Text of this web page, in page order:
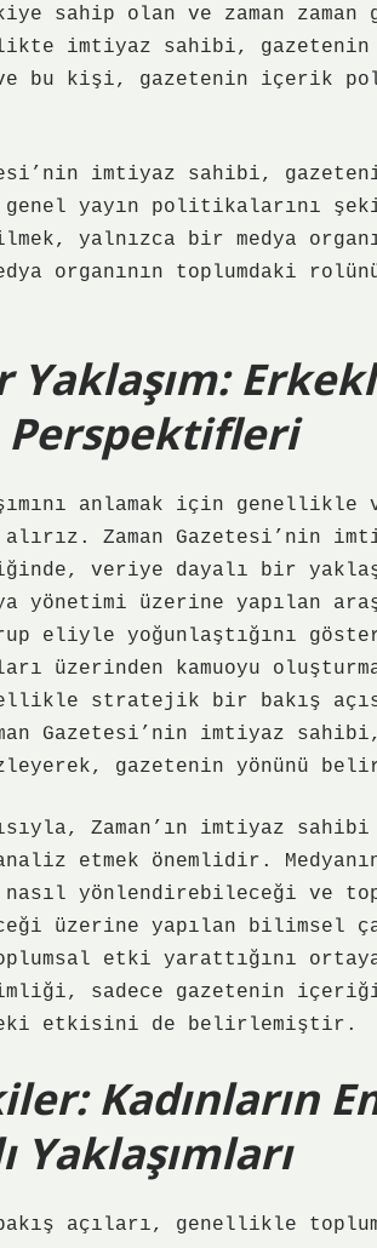
sahip olan ve zaman
imtiyaz sahibi,
bu kişi, gazetenin içerik
imtiyaz sahibi,
genel yayın politikalarını
yalnızca bir medya
organının toplumdaki
Yaklaşım:
Perspektifleri
anlamak için
alırız. Zaman Gazetesi’nin
veriye dayalı bir
yönetimi üzerine yapılan
yoğunlaştığını
üzerinden kamuoyu
stratejik bir bakış
Gazetesi’nin imtiyaz
gazetenin yönünü
Zaman’ın imtiyaz
etmek önemlidir.
yönlendirebileceği ve
üzerine yapılan bilimsel
etki yarattığını ortaya
sadece gazetenin
etkisini de belirlemiştir.
Kadınların
Yaklaşımları
bakış açıları, genellikle